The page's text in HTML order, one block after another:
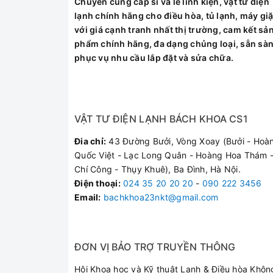
Điều hòa bị
Quạt gió kêu
Máy thiếu
Với đội ngũ kỹ thuật
chúng tôi cam kết
Linh kiện chính hãng:
Kiểm tra bắt bệnh
Phục vụ siêu tốc:
Khách Hàng Nói
lạnh chính hãng cho điều hòa, tủ lạnh, máy
với giá cạnh tranh nhất thị trường, cam kết
phẩm chính hãng, đa dạng chủng loại, sẵn
phục vụ nhu cầu lắp đặt và sửa chữa.
VẬT TƯ ĐIỆN LẠNH BÁCH KHOA CS1
Đia chỉ: 43 Đường Bưởi, Vòng Xoay (Bưởi -
Quốc Việt - Lạc Long Quân - Hoàng Hoa Thám
Chí Công - Thụy Khuê), Ba Đình, Hà Nội.
Điện thoại: 024 35 20 20 20 - 090 222 3456
Email: bachkhoa23nkt@gmail.com
ĐƠN VỊ BẢO TRỢ TRUYỀN THÔNG
Hội Khoa học và Kỹ thuật Lạnh & Điều hòa